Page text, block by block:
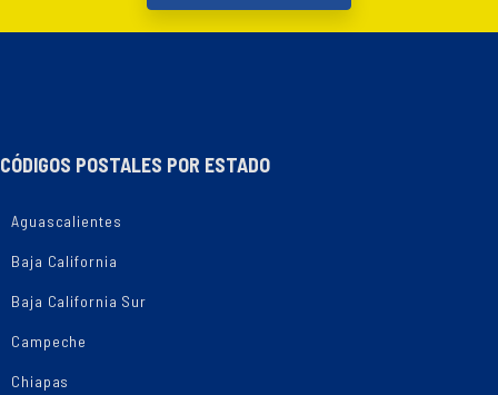
CÓDIGOS POSTALES POR ESTADO
Aguascalientes
Baja California
Baja California Sur
Campeche
Chiapas